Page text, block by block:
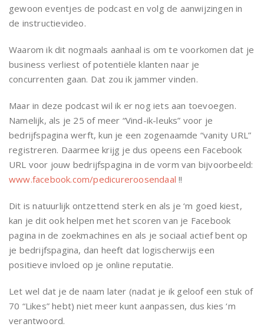
gewoon eventjes de podcast en volg de aanwijzingen in
de instructievideo.
Waarom ik dit nogmaals aanhaal is om te voorkomen dat je
business verliest of potentiële klanten naar je
concurrenten gaan. Dat zou ik jammer vinden.
Maar in deze podcast wil ik er nog iets aan toevoegen.
Namelijk, als je 25 of meer “Vind-ik-leuks” voor je
bedrijfspagina werft, kun je een zogenaamde “vanity URL”
registreren. Daarmee krijg je dus opeens een Facebook
URL voor jouw bedrijfspagina in de vorm van bijvoorbeeld:
www.facebook.com/pedicureroosendaal !!
Dit is natuurlijk ontzettend sterk en als je ‘m goed kiest,
kan je dit ook helpen met het scoren van je Facebook
pagina in de zoekmachines en als je sociaal actief bent op
je bedrijfspagina, dan heeft dat logischerwijs een
positieve invloed op je online reputatie.
Let wel dat je de naam later (nadat je ik geloof een stuk of
70 “Likes” hebt) niet meer kunt aanpassen, dus kies ‘m
verantwoord.